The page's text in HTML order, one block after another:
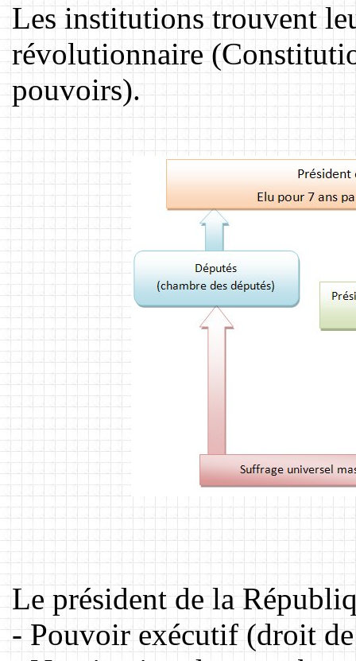
Les institutions trouvent
révolutionnaire
pouvoirs).
Le président de la
- Pouvoir exécutif (droit